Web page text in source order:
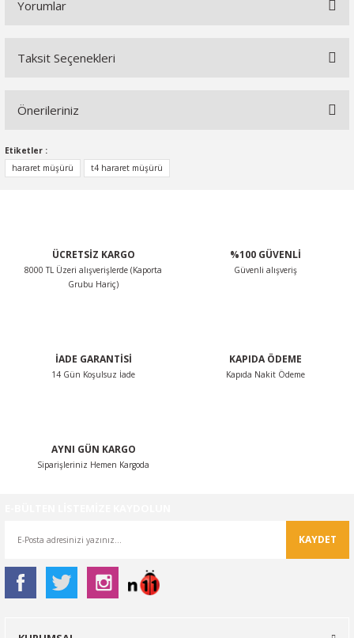
Yorumlar
Taksit Seçenekleri
Önerileriniz
Bu ürünün fiyat bilgisi, resim, ürün açıklamalarında ve diğer
konularda yetersiz gördüğünüz noktaları öneri formunu
kullanarak tarafımıza iletebilirsiniz.
Ürün açıklamasında eksik bilgiler bulunuyor.
Ürün bilgilerinde hatalar bulunuyor.
Etiketler :
hararet müşürü
t4 hararet müşürü
ÜCRETSİZ KARGO
8000 TL Üzeri alışverişlerde (Kaporta
Grubu Hariç)
%100 GÜVENLİ
Güvenli alışveriş
İADE GARANTİSİ
14 Gün Koşulsuz İade
KAPIDA ÖDEME
Kapıda Nakit Ödeme
AYNI GÜN KARGO
Siparişleriniz Hemen Kargoda
KAYDET